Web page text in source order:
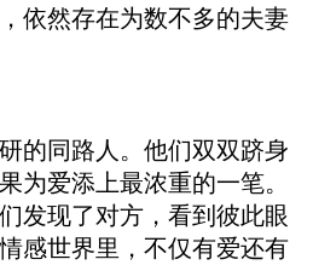
依然存在为数不多的夫妻
的同路人。他们双双跻身
为爱添上最浓重的一笔。
发现了对方，看到彼此眼
感世界里，不仅有爱还有